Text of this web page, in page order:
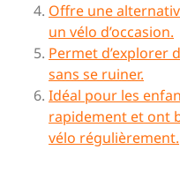
Offre une
un vélo d’occasion.
Permet d’explorer
sans se ruiner.
Idéal pour les
rapidement et ont
vélo régulièrement.